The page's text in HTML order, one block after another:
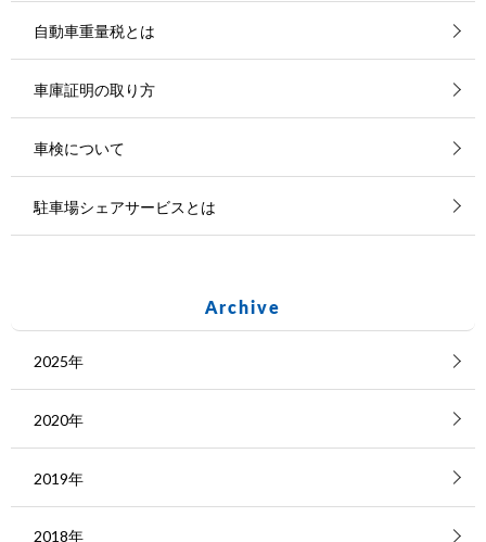
自動車重量税とは
車庫証明の取り方
車検について
駐車場シェアサービスとは
Archive
2025年
2020年
2019年
2018年